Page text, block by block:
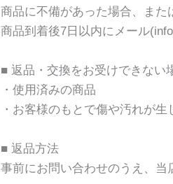
商品に不備があった場合、ま
商品到着後7日以内にメール
■ 返品・交換をお受けできない
・使用済みの商品
・お客様のもとで傷や汚れが生
■ 返品方法
事前にお問い合わせのうえ、当